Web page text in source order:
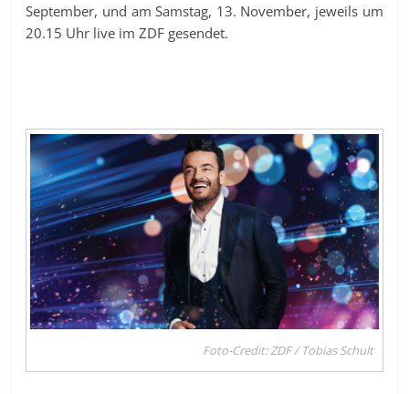
September, und am Samstag, 13. November, jeweils um
20.15 Uhr live im ZDF gesendet.
Foto-Credit: ZDF / Tobias Schult